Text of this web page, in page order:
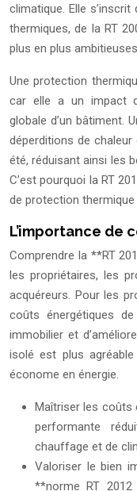
climatique. Elle
thermiques, de la RT
plus en plus
Une protection
car elle a un impact
globale d’un bâtiment.
déperditions de
été, réduisant ainsi les
C’est pourquoi la RT
de protection
L’importance de
Comprendre la **RT
les propriétaires, les
acquéreurs. Pour les
coûts énergétiques
immobilier et
isolé est plus
économe en énergie.
Maîtriser les coûts
performante
chauffage et de
Valoriser le bien
**norme RT